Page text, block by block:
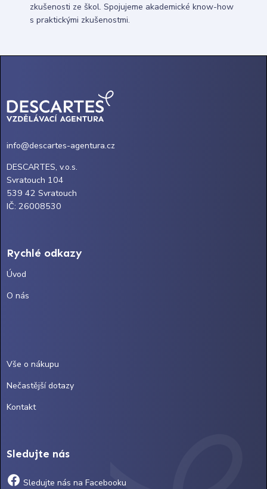
zkušenosti ze škol. Spojujeme akademické know-how
s praktickými zkušenostmi.
info@descartes-agentura.cz
DESCARTES, v.o.s.
Svratouch 104
539 42 Svratouch
IČ: 26008530
Rychlé odkazy
Úvod
O nás
Vše o nákupu
Nečastější dotazy
Kontakt
Sledujte nás
Sledujte nás na Facebooku